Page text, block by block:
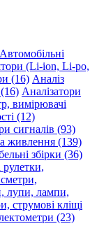
Автомобільні
(Li-ion, Li-po,
(16) Аналіз
Аналізатори
вимірювачі
(12)
сигналів (93)
живлення (139)
збірки (36)
рулетки,
лупи, лампи,
струмові кліщі
(23)